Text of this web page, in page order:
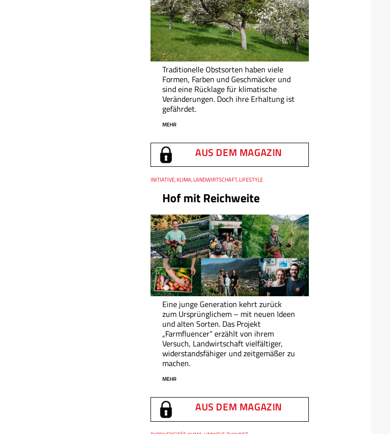
Traditionelle Obstsorten haben viele
Formen, Farben und Geschmäcker und
sind eine Rücklage für klimatische
Veränderungen. Doch ihre Erhaltung ist
gefährdet.
MEHR
AUS DEM MAGAZIN
Hof mit Reichweite
Thema
INITIATIVE, KLIMA, LANDWIRTSCHAFT, LIFESTYLE
Eine junge Generation kehrt zurück
zum Ursprünglichem – mit neuen Ideen
und alten Sorten. Das Projekt
„Farmfluencer“ erzählt von ihrem
Versuch, Landwirtschaft vielfältiger,
widerstandsfähiger und zeitgemäßer zu
machen.
MEHR
AUS DEM MAGAZIN